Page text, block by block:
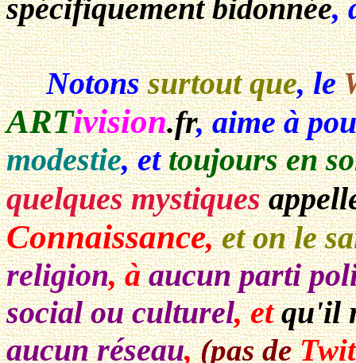
spécifiquement bidonnée,
Notonssurtout que, le
ARTivision.fr, aime à
modestie, ettoujours en
quelques mystiques
Connaissance,et on le
religion, àaucun parti
social ou culturel, etqu'il
aucun réseau,(pas de